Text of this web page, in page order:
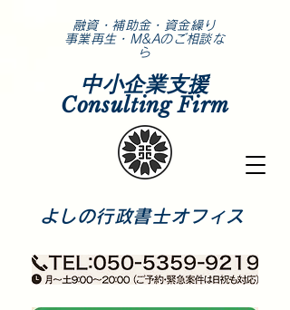
​融資・補助金・資金繰り
事業再生・M&Aのご相談な
ら
中小企業支援
Consulting Firm
​よしの行政書士オフィス